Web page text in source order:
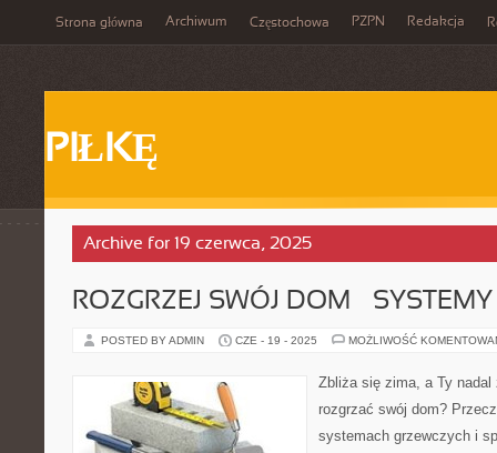
Strona główna Archiwum Częstochowa PZPN Redakcja
PIŁKĘ
Archive for 19 czerwca, 2025
ROZGRZEJ SWÓJ DOM –
POSTED BY ADMIN CZE - 19 - 2025 MOŻLIWOŚĆ
Zbliża się zima, a Ty
rozgrzać swój dom?
systemach grzewczych i